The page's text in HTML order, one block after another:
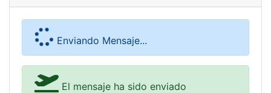
Enviando Mensaje...
El mensaje ha sido enviado